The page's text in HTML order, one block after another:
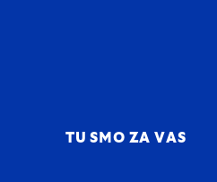
TU SMO ZA VAS